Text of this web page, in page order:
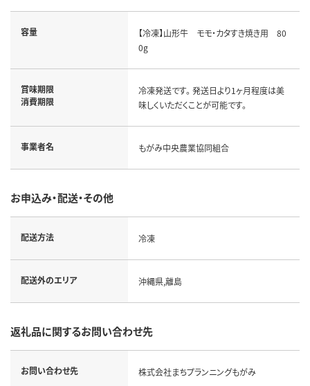
容量
【冷凍】山形牛 モモ・カタすき焼き用 80
0g
賞味期限
消費期限
冷凍発送です。 発送日より1ヶ月程度は美
味しくいただくことが可能です。
事業者名 もがみ中央農業協同組合
お申込み・配送・その他
配送方法 冷凍
配送外のエリア 沖縄県,離島
返礼品に関するお問い合わせ先
お問い合わせ先 株式会社まちプランニングもがみ